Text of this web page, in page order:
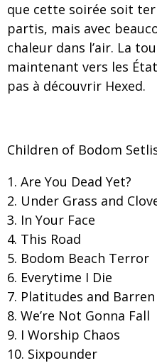
que cette soirée soit
partis, mais avec
chaleur dans l’air. La
maintenant vers les
pas à découvrir Hexed.
Children of Bodom
Are You Dead Yet?
Under Grass and
In Your Face
This Road
Bodom Beach Terror
Everytime I Die
Platitudes and
We’re Not Gonna Fall
I Worship Chaos
Sixpounder